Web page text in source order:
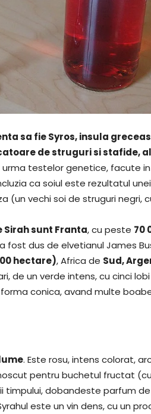
sa fie Syros, insula
de struguri si stafide,
urma testelor genetice, facute
ca soiul este rezultatul
(un vechi soi de struguri negri,
sunt Franta, cu peste 70
fost dus de elvetianul James
hectare), Africa de Sud,
de un verde intens, cu cinci
conica, avand multe
. Este rosu, intens colorat,
pentru buchetul fructat
timpului, dobandeste parfum
este un vin dens, cu un